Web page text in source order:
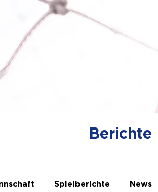
Berichte
Spielberichte News